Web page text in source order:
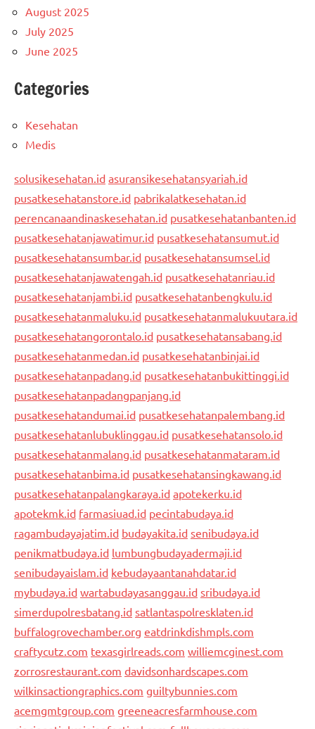
August 2025
July 2025
June 2025
Categories
Kesehatan
Medis
solusikesehatan.id asuransikesehatansyariah.id
pusatkesehatanstore.id pabrikalatkesehatan.id
perencanaandinaskesehatan.id pusatkesehatanbanten.id
pusatkesehatanjawatimur.id pusatkesehatansumut.id
pusatkesehatansumbar.id pusatkesehatansumsel.id
pusatkesehatanjawatengah.id pusatkesehatanriau.id
pusatkesehatanjambi.id pusatkesehatanbengkulu.id
pusatkesehatanmaluku.id pusatkesehatanmalukuutara.id
pusatkesehatangorontalo.id pusatkesehatansabang.id
pusatkesehatanmedan.id pusatkesehatanbinjai.id
pusatkesehatanpadang.id pusatkesehatanbukittinggi.id
pusatkesehatanpadangpanjang.id
pusatkesehatandumai.id pusatkesehatanpalembang.id
pusatkesehatanlubuklinggau.id pusatkesehatansolo.id
pusatkesehatanmalang.id pusatkesehatanmataram.id
pusatkesehatanbima.id pusatkesehatansingkawang.id
pusatkesehatanpalangkaraya.id apotekerku.id
apotekmk.id farmasiuad.id pecintabudaya.id
ragambudayajatim.id budayakita.id senibudaya.id
penikmatbudaya.id lumbungbudayadermaji.id
senibudayaislam.id kebudayaantanahdatar.id
mybudaya.id wartabudayasanggau.id sribudaya.id
simerdupolresbatang.id satlantaspolresklaten.id
buffalogrovechamber.org eatdrinkdishmpls.com
craftycutz.com texasgirlreads.com williemcginest.com
zorrosrestaurant.com davidsonhardscapes.com
wilkinsactiongraphics.com guiltybunnies.com
acemgmtgroup.com greeneacresfarmhouse.com